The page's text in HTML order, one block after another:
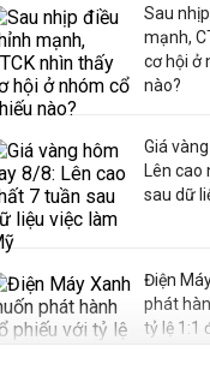
Sau
mạnh,
cơ hội ở
nào?
Giá
Lên cao
sau dữ
Điện
phát
tỷ lệ 1:1